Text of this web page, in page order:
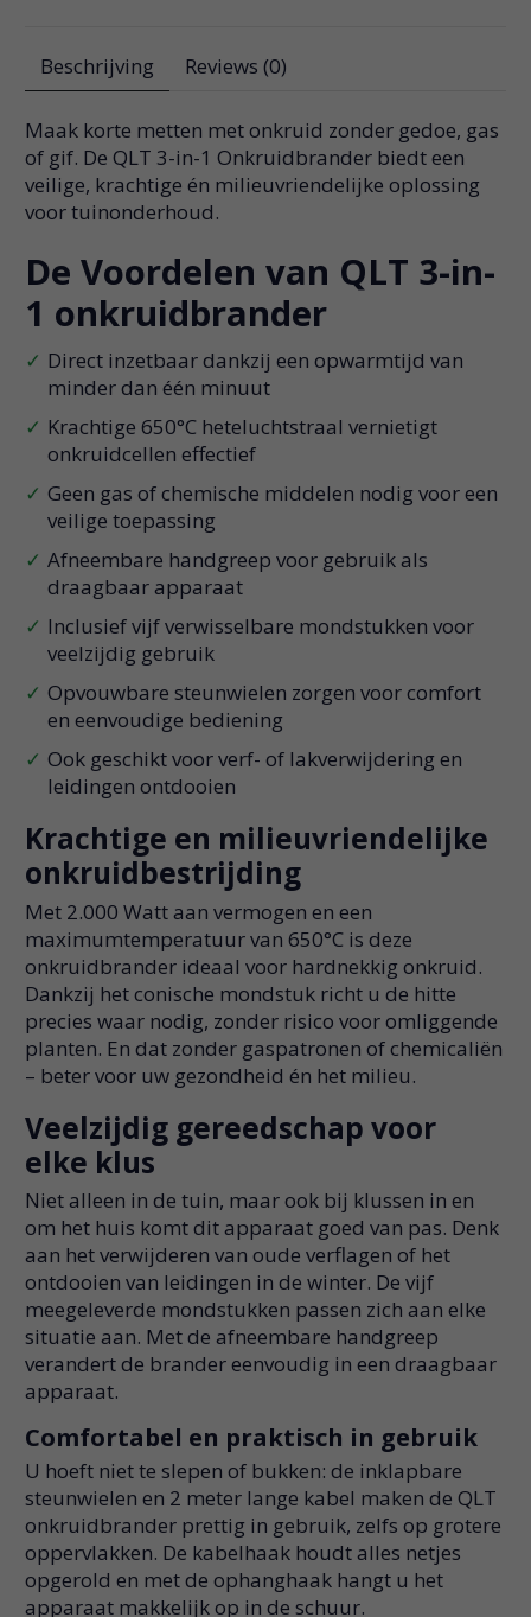
Beschrijving Reviews (0)
Maak korte metten met onkruid zonder gedoe, gas
of gif. De QLT 3-in-1 Onkruidbrander biedt een
veilige, krachtige én milieuvriendelijke oplossing
voor tuinonderhoud.
De Voordelen van QLT 3-in-
1 onkruidbrander
Direct inzetbaar dankzij een opwarmtijd van
minder dan één minuut
Krachtige 650°C heteluchtstraal vernietigt
onkruidcellen effectief
Geen gas of chemische middelen nodig voor een
veilige toepassing
Afneembare handgreep voor gebruik als
draagbaar apparaat
Inclusief vijf verwisselbare mondstukken voor
veelzijdig gebruik
Opvouwbare steunwielen zorgen voor comfort
en eenvoudige bediening
Ook geschikt voor verf- of lakverwijdering en
leidingen ontdooien
Krachtige en milieuvriendelijke
onkruidbestrijding
Met 2.000 Watt aan vermogen en een
maximumtemperatuur van 650°C is deze
onkruidbrander ideaal voor hardnekkig onkruid.
Dankzij het conische mondstuk richt u de hitte
precies waar nodig, zonder risico voor omliggende
planten. En dat zonder gaspatronen of chemicaliën
– beter voor uw gezondheid én het milieu.
Veelzijdig gereedschap voor
elke klus
Niet alleen in de tuin, maar ook bij klussen in en
om het huis komt dit apparaat goed van pas. Denk
aan het verwijderen van oude verflagen of het
ontdooien van leidingen in de winter. De vijf
meegeleverde mondstukken passen zich aan elke
situatie aan. Met de afneembare handgreep
verandert de brander eenvoudig in een draagbaar
apparaat.
Comfortabel en praktisch in gebruik
U hoeft niet te slepen of bukken: de inklapbare
steunwielen en 2 meter lange kabel maken de QLT
onkruidbrander prettig in gebruik, zelfs op grotere
oppervlakken. De kabelhaak houdt alles netjes
opgerold en met de ophanghaak hangt u het
apparaat makkelijk op in de schuur.